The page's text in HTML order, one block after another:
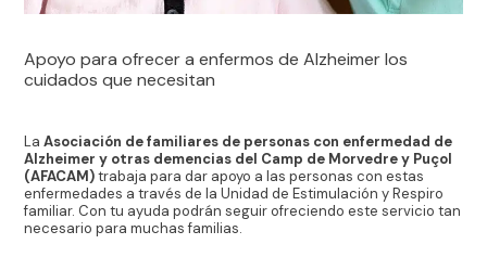
Apoyo para ofrecer a enfermos de Alzheimer los
cuidados que necesitan
LaAsociación de familiares de personas con enfermedad de
Alzheimer y otras demencias del Camp de Morvedre y Puçol
(AFACAM)trabaja para dar apoyo a las personas con estas
enfermedades a través de la Unidad de Estimulación y Respiro
familiar. Con tu ayuda podrán seguir ofreciendo este servicio tan
necesario para muchas familias.